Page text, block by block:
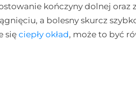
kończyny dolnej oraz
a bolesny skurcz
sięciepły okład, może to być